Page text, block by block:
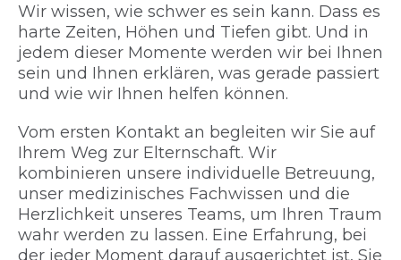
Wir wissen, wie schwer es sein kann. Dass es
harte Zeiten, Höhen und Tiefen gibt. Und in
jedem dieser Momente werden wir bei Ihnen
sein und Ihnen erklären, was gerade passiert
und wie wir Ihnen helfen können.
Vom ersten Kontakt an begleiten wir Sie auf
Ihrem Weg zur Elternschaft. Wir
kombinieren unsere individuelle Betreuung,
unser medizinisches Fachwissen und die
Herzlichkeit unseres Teams, um Ihren Traum
wahr werden zu lassen. Eine Erfahrung, bei
der jeder Moment darauf ausgerichtet ist, Sie